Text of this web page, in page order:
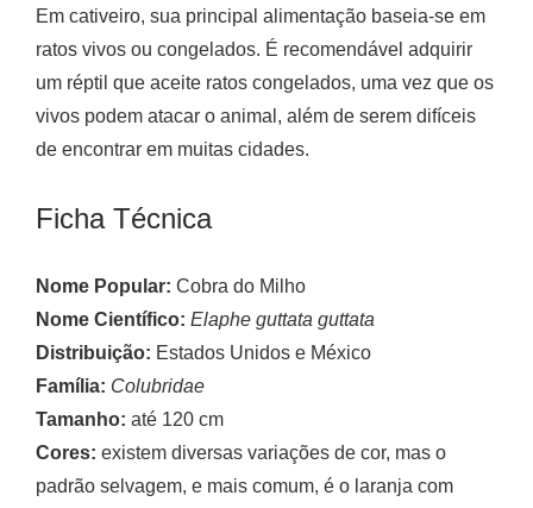
Em cativeiro, sua principal alimentação baseia-se em
ratos vivos ou congelados. É recomendável adquirir
um réptil que aceite ratos congelados, uma vez que os
vivos podem atacar o animal, além de serem difíceis
de encontrar em muitas cidades.
Ficha Técnica
Nome Popular: Cobra do Milho
Nome Científico: Elaphe guttata guttata
Distribuição: Estados Unidos e México
Família: Colubridae
Tamanho: até 120 cm
Cores: existem diversas variações de cor, mas o
padrão selvagem, e mais comum, é o laranja com